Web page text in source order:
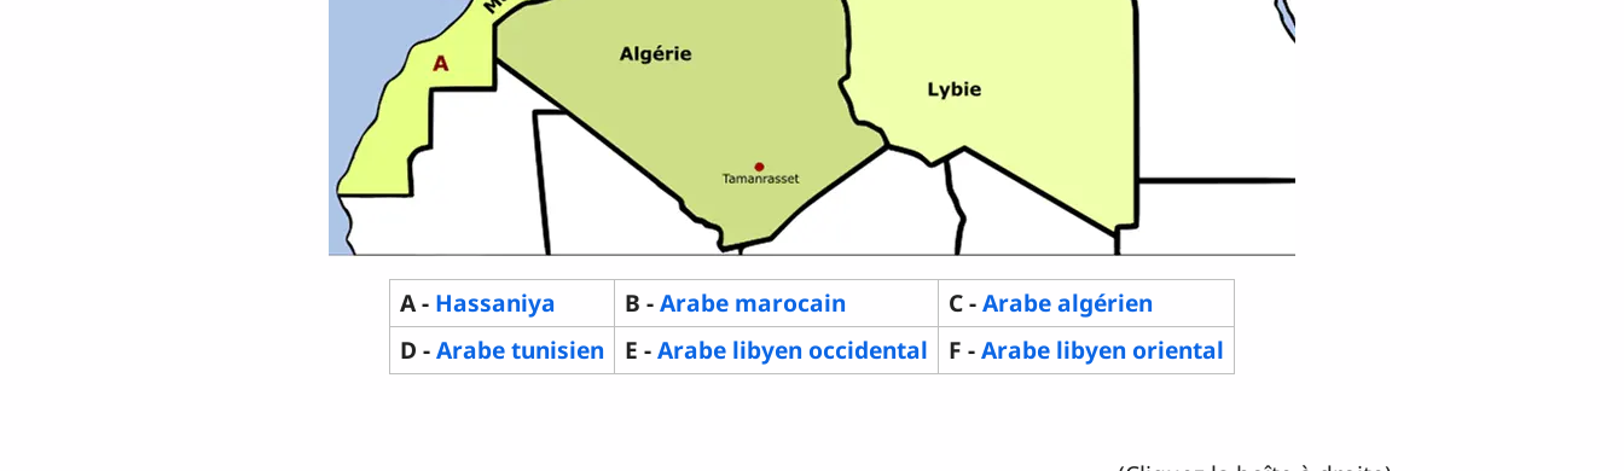
A - Hassaniya B -Arabe marocain C -Arabe algérien
D -Arabe tunisien E -Arabe libyen occidental F -Arabe libyen oriental